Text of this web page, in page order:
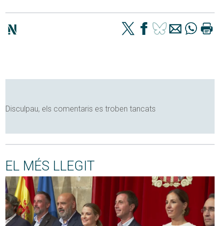
Disculpau, els comentaris es troben tancats
EL MÉS LLEGIT